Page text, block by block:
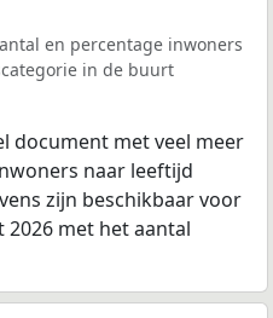
en percentage inwoners
in de buurt
document met veel meer
naar leeftijd
zijn beschikbaar voor
met het aantal